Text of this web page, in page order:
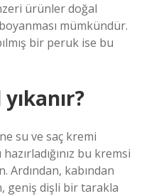
ürünler doğal
mümkündür.
bir peruk ise bu
yıkanır?
su ve saç kremi
bu kremsi
Ardından, kabından
geniş dişli bir tarakla